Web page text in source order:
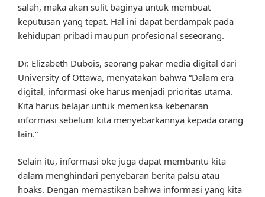
salah, maka akan sulit baginya untuk membuat
keputusan yang tepat. Hal ini dapat berdampak pada
kehidupan pribadi maupun profesional seseorang.
Dr. Elizabeth Dubois, seorang pakar media digital dari
University of Ottawa, menyatakan bahwa “Dalam era
digital, informasi oke harus menjadi prioritas utama.
Kita harus belajar untuk memeriksa kebenaran
informasi sebelum kita menyebarkannya kepada orang
lain.”
Selain itu, informasi oke juga dapat membantu kita
dalam menghindari penyebaran berita palsu atau
hoaks. Dengan memastikan bahwa informasi yang kita